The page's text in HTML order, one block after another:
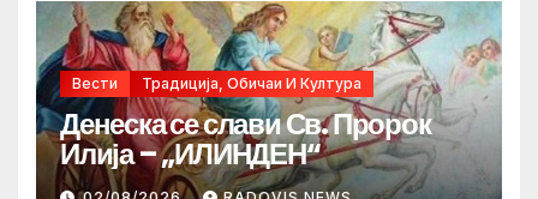
Вести Традиција, Обичаи И Култура
Денеска се слави Св. Пророк
Илија – „ИЛИНДЕН“